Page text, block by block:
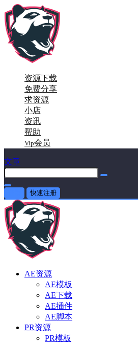
资源下载
免费分享
求资源
小店
资讯
帮助
Vip会员
文章
快速注册
AE资源
AE模板
AE下载
AE插件
AE脚本
PR资源
PR模板